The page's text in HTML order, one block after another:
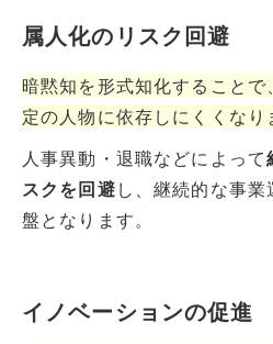
属人化のリスク回避
暗黙知を形式知化すること
定の人物に依存しにくくなり
人事異動・退職などによって
スクを回避し、継続的な事
盤となります。
イノベーションの促進